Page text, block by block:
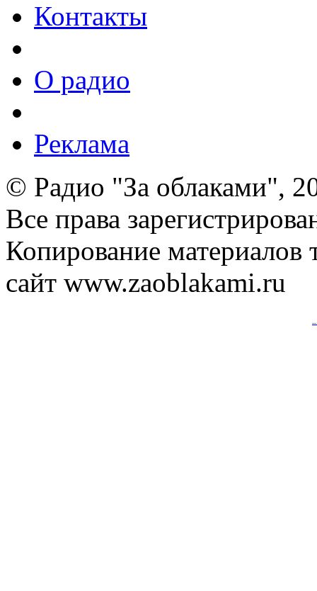
Контакты
О радио
Реклама
© Радио "За облаками",
Все права
Копирование материалов
сайт www.zaoblakami.ru
Анализ